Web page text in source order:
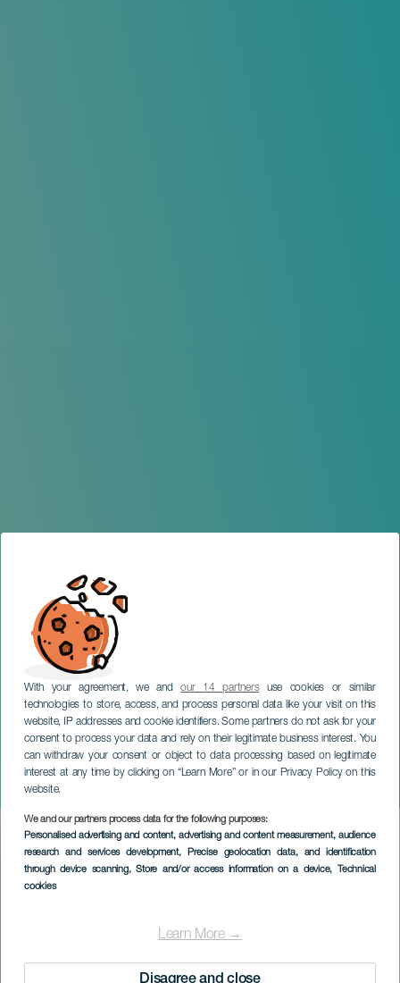
With your agreement, we andour 14 partnersuse cookies or similar
technologies to store, access, and process personal data like your visit on this
website, IP addresses and cookie identifiers. Some partners do not ask for your
consent to process your data and rely on their legitimate business interest. You
can withdraw your consent or object to data processing based on legitimate
interest at any time by clicking on “Learn More” or in our Privacy Policy on this
website.
We and our partners process data for the following purposes:
Personalised advertising and content, advertising and content measurement, audience
research and services development, Precise geolocation data, and identification
through device scanning, Store and/or access information on a device, Technical
cookies
Learn More →
Tijdelijke tentoonstelling:
Carmen Martín Cruz
TENERIFE
Imagen
Listado